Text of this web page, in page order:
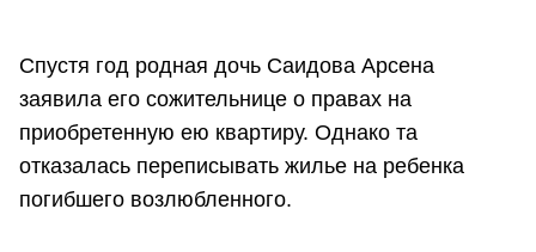
Спустя год родная дочь Саидова Арсена
заявила его сожительнице о правах на
приобретенную ею квартиру. Однако та
отказалась переписывать жилье на ребенка
погибшего возлюбленного.